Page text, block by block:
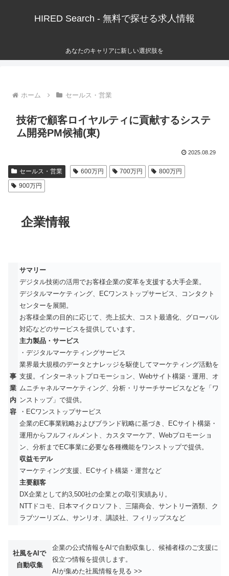
HIRED Search - 無料で探せる求人情報
あなたのキャリアに新しい選択肢を
ホーム セールス・営業
技術で顧客ロイヤルティに貢献するシステ
ム開発PM候補(東)
2025.08.29
セールス・営業 600万円 700万円
800万円
900万円
企業情報
事
業
内
容
サマリー
デジタル技術の活用でお客様企業の変革を支援する大手企業。
デジタルマーケティング、ECワンストップサービス、コンタクト
センターを展開。
お客様企業の目的に応じて、売上拡大、コスト最適化、グローバル
対応などのサービスを提供しています。
主力製品・サービス
・デジタルマーケティングサービス
業界最大規模のデータとナレッジを駆使してマーケティング活動を
支援。インターネットプロモーション、Webサイト構築・運用、オ
ムニチャネルマーケティング、分析・リサーチサービスなどを「ワ
ンストップ」で提供。
・ECワンストップサービス
企業のEC事業戦略およびブランド戦略に基づき、ECサイト構築・
運用からフルフィルメント、カスタマーケア、Webプロモーショ
ン、分析までEC事業に必要な各種機能をワンストップで提供。
収益モデル
マーケティング支援、ECサイト構築・運営など
主要顧客
DX企業として約3,500社の企業との取引実績あり。
NTTドコモ、日本マイクロソフト、三陽商会、サントリー酒類、ク
ラブツーリズム、サンリオ、講談社、フィリップスなど
社風をAIで
自動収集
企業の公式情報をAIで自動収集し、候補者様のご支援に
役立つ情報を提供します。
AIが集めた社風情報を見る >>